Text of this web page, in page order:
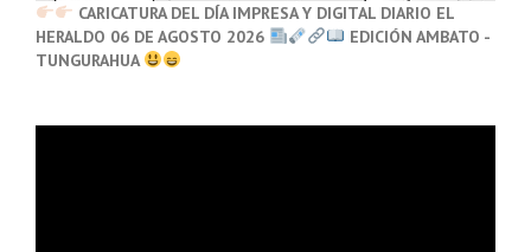
CARICATURA DEL DÍA IMPRESA Y DIGITAL DIARIO EL
HERALDO 06 DE AGOSTO 2026
EDICIÓN AMBATO -
TUNGURAHUA